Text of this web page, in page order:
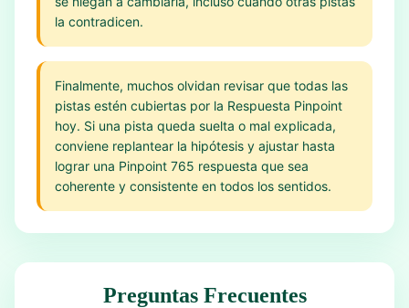
la contradicen.
Finalmente, muchos olvidan revisar que todas las
pistas estén cubiertas por la Respuesta Pinpoint
hoy. Si una pista queda suelta o mal explicada,
conviene replantear la hipótesis y ajustar hasta
lograr una Pinpoint 765 respuesta que sea
coherente y consistente en todos los sentidos.
Preguntas Frecuentes